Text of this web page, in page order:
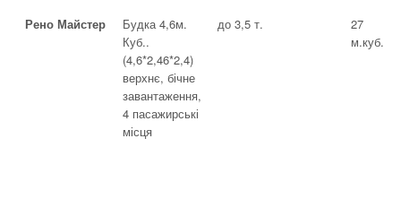
Рено Майстер
Будка 4,6м.
Куб..
(4,6*2,46*2,4)
верхнє, бічне
завантаження,
4 пасажирські
місця
до 3,5 т.
27
м.куб.